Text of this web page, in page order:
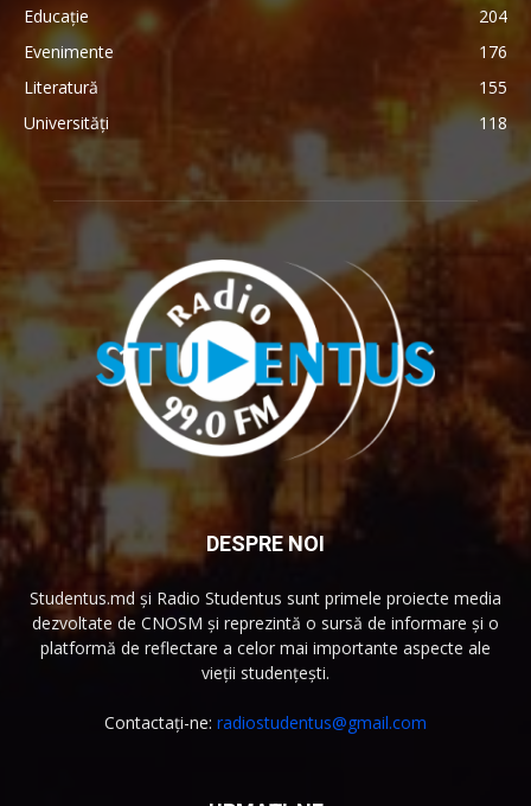
Educație
204
Evenimente
176
Literatură
155
Universități
118
DESPRE NOI
Studentus.md și Radio Studentus sunt primele proiecte media
dezvoltate de CNOSM și reprezintă o sursă de informare și o
platformă de reflectare a celor mai importante aspecte ale
vieții studențești.
Contactați-ne: radiostudentus@gmail.com